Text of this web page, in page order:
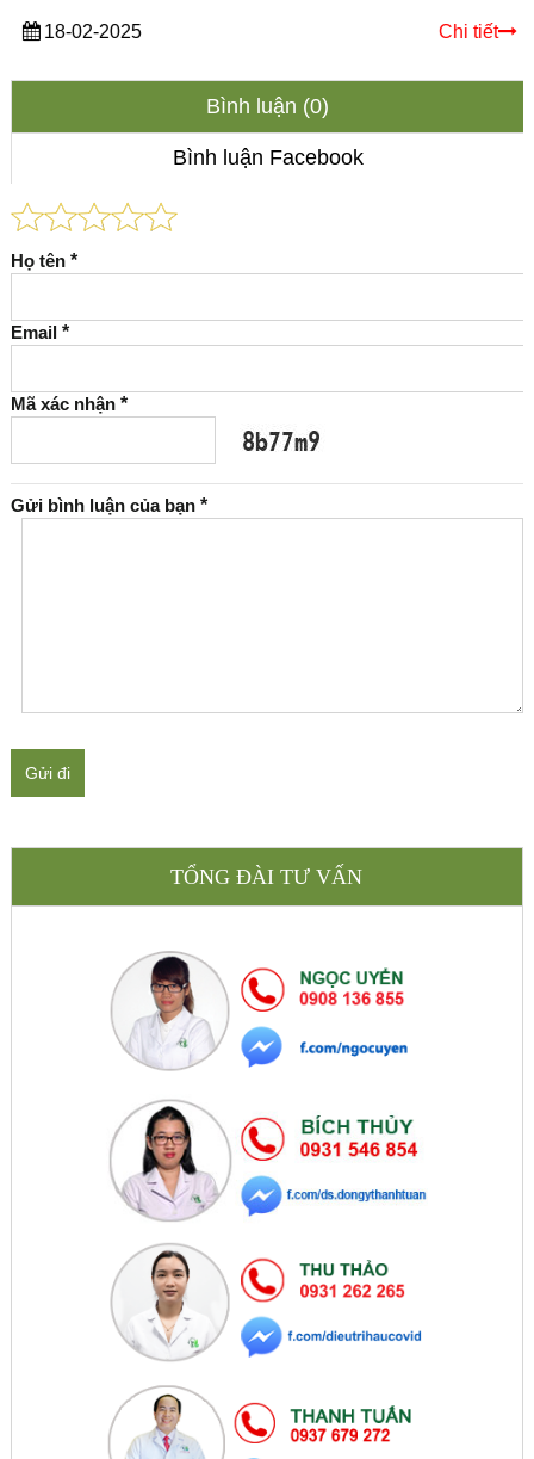
18-02-2025 Chi tiết
Bình luận (0)
Bình luận Facebook
Họ tên *
Email *
Mã xác nhận *
Gửi bình luận của bạn *
Gửi đi
TỔNG ĐÀI TƯ VẤN